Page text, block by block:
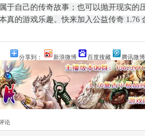
于自己的传奇故事；也可以抛开现实的
真的游戏乐趣。快来加入公益传奇 1.76
分享到： 新浪微博 百度搜藏 腾讯微博
论